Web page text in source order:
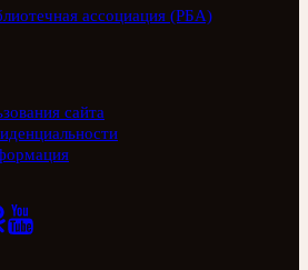
ассоциация (РБА)
сайта